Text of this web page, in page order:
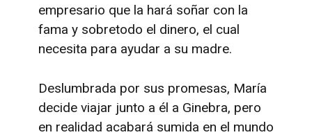
empresario que la hará soñar con la
fama y sobretodo el dinero, el cual
necesita para ayudar a su madre.
Deslumbrada por sus promesas, María
decide viajar junto a él a Ginebra, pero
en realidad acabará sumida en el mundo